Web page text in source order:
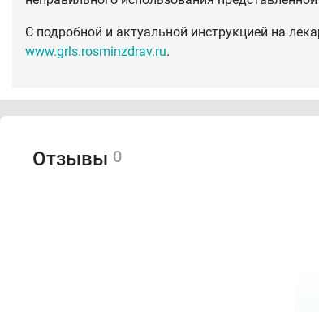
С подробной и актуальной инструкцией на
www.grls.rosminzdrav.ru.
Отзывы 0